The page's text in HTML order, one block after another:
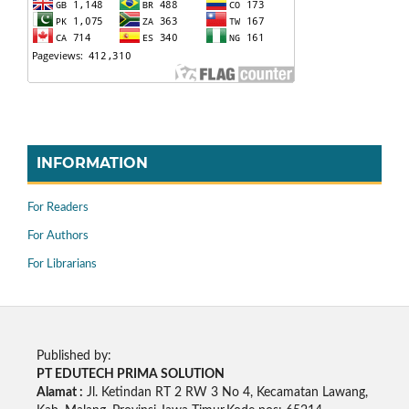
INFORMATION
For Readers
For Authors
For Librarians
Published by:
PT EDUTECH PRIMA SOLUTION
Alamat : Jl. Ketindan RT 2 RW 3 No 4, Kecamatan Lawang,